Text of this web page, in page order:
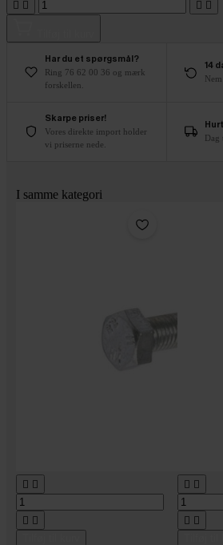
   
Har du et spørgsmål?
Ring 76 62 00 36 og mærk
forskellen.
14
Skarpe priser!
Vores direkte import holder
vi priserne nede.
Dag
I samme kategori
 
 
 
 